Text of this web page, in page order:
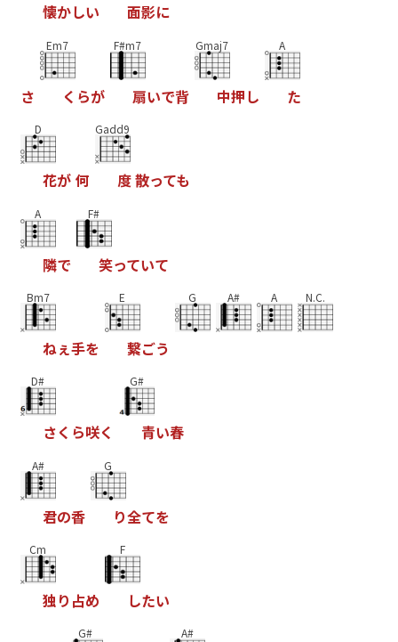
懐かしい 面影に
さ
Em7
く らが
F#m7
扇いで背
Gmaj7
中押し
A
た
D
花が 何
Gadd9
度散っても
A
隣で
F#
笑っていて
Bm7
ねぇ手を
E
繋ごう
G A# A N.C.
D#
さく ら咲く
G#
青い春
A#
君の香
G
り全てを
Cm
独り 占め
F
したい
G# A#